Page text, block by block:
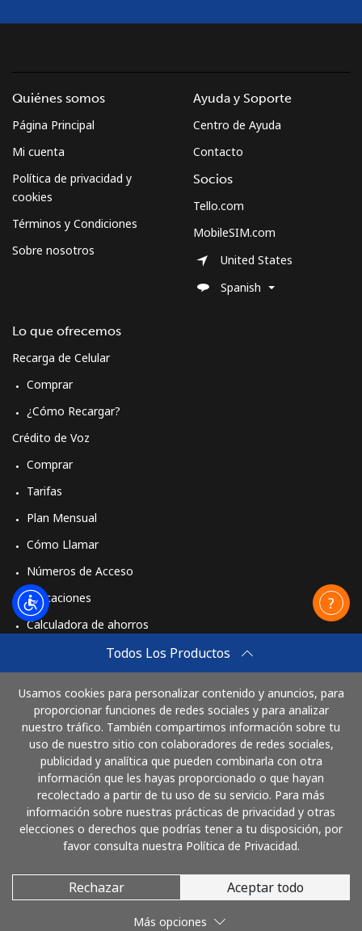
Todos Los Productos
Usamos cookies para personalizar contenido y anuncios, para
proporcionar funciones de redes sociales y para analizar
nuestro tráfico. También compartimos información sobre tu
uso de nuestro sitio con colaboradores de redes sociales,
publicidad y analítica que pueden combinarla con otra
información que les hayas proporcionado o que hayan
recolectado a partir de tu uso de su servicio. Para más
información sobre nuestras prácticas de privacidad y otras
elecciones o derechos que podrías tener a tu disposición, por
favor consulta nuestra Política de Privacidad.
Rechazar Aceptar todo
Más opciones
Quiénes somos
Página Principal
Mi cuenta
Política de privacidad y
cookies
Términos y Condiciones
Sobre nosotros
Lo que ofrecemos
Recarga de Celular
Comprar
¿Cómo Recargar?
Crédito de Voz
Comprar
Tarifas
Plan Mensual
Cómo Llamar
Números de Acceso
Aplicaciones
Calculadora de ahorros
Comprar
Cómo funciona
Ayuda y Soporte
Centro de Ayuda
Contacto
Socios
Tello.com
MobileSIM.com
United States
Spanish
Paga con
© 2026 LlamaGuatemala